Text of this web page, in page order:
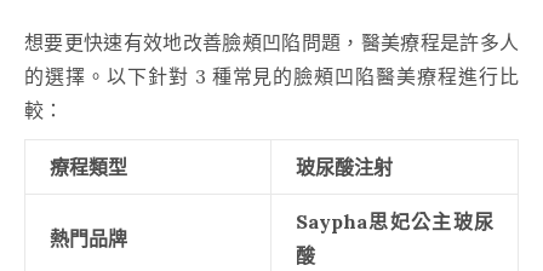
想要更快速有效地改善臉頰凹陷問題，醫美療程是許多人
的選擇。以下針對 3 種常見的臉頰凹陷醫美療程進行比
較：
療程類型 玻尿酸注射
熱門品牌
Saypha思妃公主玻尿
酸